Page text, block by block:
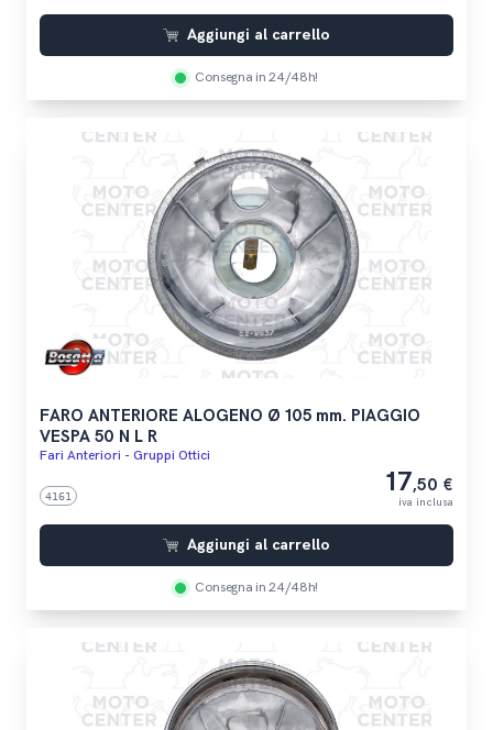
Aggiungi al carrello
Consegna in 24/48h!
FARO ANTERIORE ALOGENO Ø 105 mm. PIAGGIO
VESPA 50 N L R
Fari Anteriori - Gruppi Ottici
4161 17,50 €
iva inclusa
Aggiungi al carrello
Consegna in 24/48h!